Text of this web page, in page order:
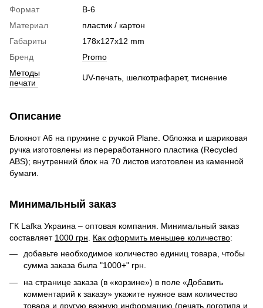
Формат
В-6
Материал
пластик / картон
Габариты
178х127х12 mm
Бренд
Promo
Методы
печати
UV-печать, шелкотрафарет, тиснение
Описание
Блокнот А6 на пружине с ручкой Plane. Обложка и шариковая
ручка изготовлены из переработанного пластика (Recycled
ABS); внутренний блок на 70 листов изготовлен из каменной
бумаги.
Минимальный заказ
ГК Lafka Украина – оптовая компания. Минимальный заказ
составляет 1000 грн. Как оформить меньшее количество:
добавьте необходимое количество единиц товара, чтобы
сумма заказа была "1000+" грн.
на странице заказа (в «корзине») в поле «Добавить
комментарий к заказу» укажите нужное вам количество
товара и другую важную информацию (печать логотипа и